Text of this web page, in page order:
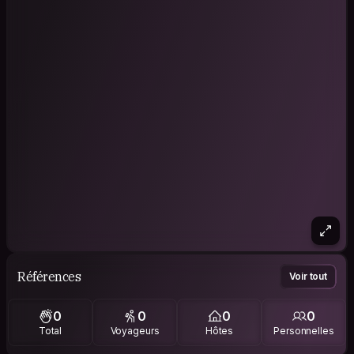
Références Voir tout
0
Total
0
Voyageurs
0
Hôtes
0
Personnelles